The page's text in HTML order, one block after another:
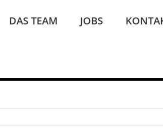
DAS TEAM JOBS